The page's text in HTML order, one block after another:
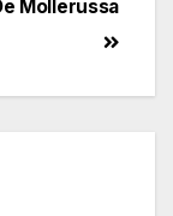
Mollerussa